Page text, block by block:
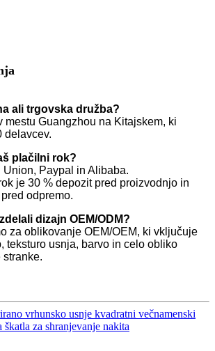
ali trgovska družba?
mestu Guangzhou na Kitajskem, ki
delavcev.
plačilni rok?
Union, Paypal in Alibaba.
je 30 % depozit pred proizvodnjo in
odpremo.
dizajn OEM/ODM?
za oblikovanje OEM/OEM, ki vključuje
teksturo usnja, barvo in celo obliko
vrhunsko usnje kvadratni večnamenski
za shranjevanje nakita